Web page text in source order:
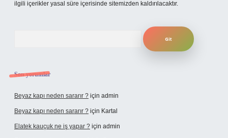
ilgili içerikler yasal süre içerisinde sitemizden kaldırılacaktır.
Son yorumlar
Beyaz kapı neden sararır ? için admin
Beyaz kapı neden sararır ? için Kartal
Elatek kauçuk ne iş yapar ? için admin